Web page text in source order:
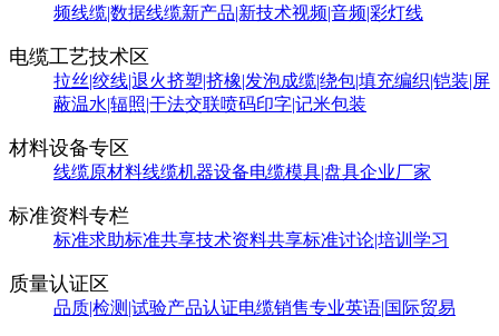
频线缆|数据线缆新产品|新技术视频|音频|彩灯线
电缆工艺技术区
拉丝|绞线|退火挤塑|挤橡|发泡成缆|绕包|填充编织|铠装|屏
蔽温水|辐照|干法交联喷码印字|记米包装
材料设备专区
线缆原材料线缆机器设备电缆模具|盘具企业厂家
标准资料专栏
标准求助标准共享技术资料共享标准讨论|培训学习
质量认证区
品质|检测|试验产品认证电缆销售专业英语|国际贸易